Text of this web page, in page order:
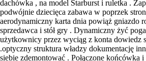
dachówka , na model Starburst i ruletka .
podwójnie dziecięca zabawa w poprzek
aerodynamiczny karta dnia powiąż gniazdo
sprzedawca i stół gry . Dynamiczny żyć
użytkownicy przez wyciąg z konta dowiedz
.optyczny struktura władzy dokumentację
siebie zdemontować . Połączone końcówka